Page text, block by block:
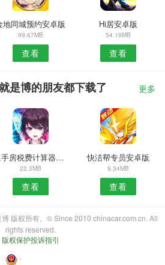
地同城预约安卓版
99.67MB
查看
Hi居安卓版
54.19MB
查看
是博的朋友都下载了 更多
二手房税费计算器安卓版
22.3MB
查看
快洁帮专员安卓版
9.34MB
查看
版权所有。© Since 2010 chinacar.com.cn. All
rights reserved.
版权保护投诉指引
・